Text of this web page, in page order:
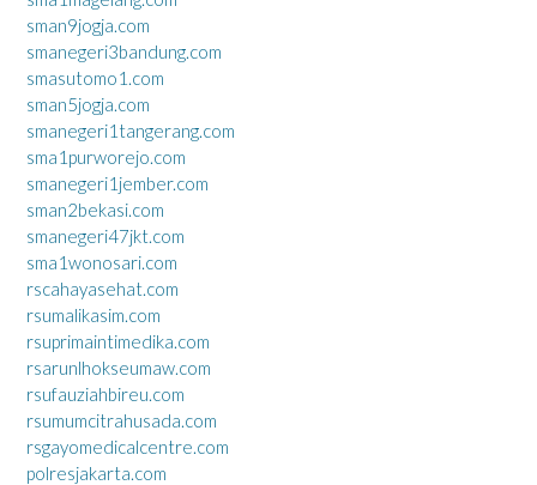
sman9jogja.com
smanegeri3bandung.com
smasutomo1.com
sman5jogja.com
smanegeri1tangerang.com
sma1purworejo.com
smanegeri1jember.com
sman2bekasi.com
smanegeri47jkt.com
sma1wonosari.com
rscahayasehat.com
rsumalikasim.com
rsuprimaintimedika.com
rsarunlhokseumaw.com
rsufauziahbireu.com
rsumumcitrahusada.com
rsgayomedicalcentre.com
polresjakarta.com